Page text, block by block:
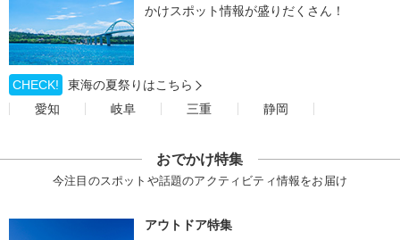
かけスポット情報が盛りだくさん！
CHECK!
東海の夏祭りはこちら
愛知
岐阜 三重 静岡
おでかけ特集
今注目のスポットや話題のアクティビティ情報をお届け
アウトドア特集